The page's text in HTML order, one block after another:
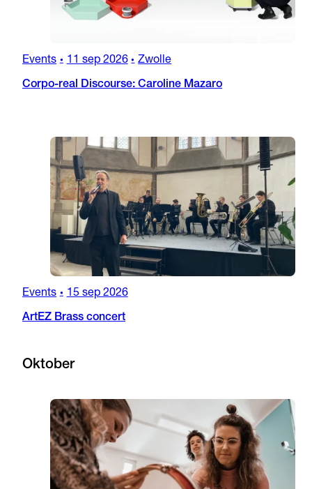
Events • 11 sep 2026 • Zwolle
Corpo-real Discourse: Caroline Mazaro
Events • 15 sep 2026
ArtEZ Brass concert
Oktober